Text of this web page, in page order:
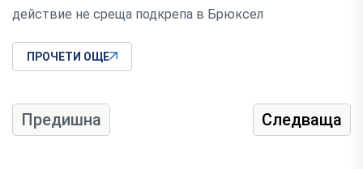
действие не среща подкрепа в Брюксел
ПРОЧЕТИ ОЩЕ
Предишна Следваща